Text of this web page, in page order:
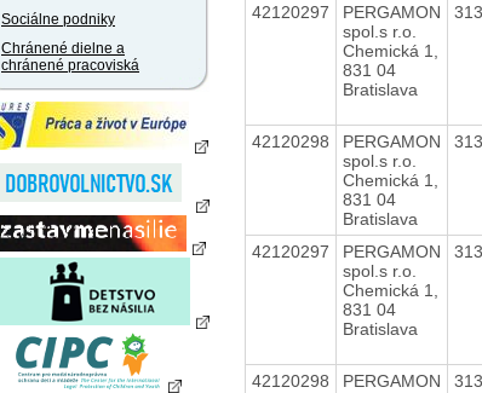
Sociálne podniky
Chránené dielne a
chránené pracoviská
42120297
PERGAMON
spol.s r.o.
Chemická 1,
831 04
Bratislava
42120298
PERGAMON
spol.s r.o.
Chemická 1,
831 04
Bratislava
42120297
PERGAMON
spol.s r.o.
Chemická 1,
831 04
Bratislava
42120298
PERGAMON